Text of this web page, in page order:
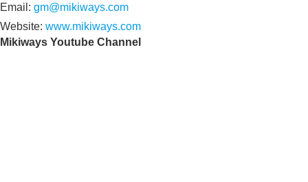
Email: gm@mikiways.com
Website: www.mikiways.com
Mikiways Youtube Channel